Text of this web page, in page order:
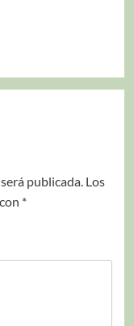
publicada. Los
*